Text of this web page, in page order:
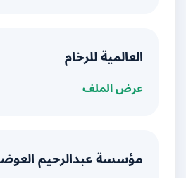
العالمية للرخام
عرض الملف
مؤسسة عبدالرحيم العوضي